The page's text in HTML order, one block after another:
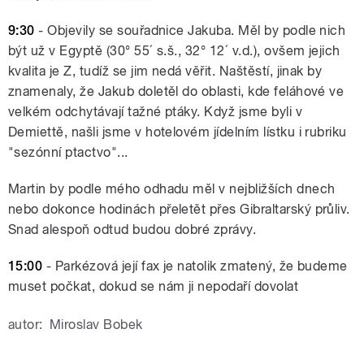
9:30 - Objevily se souřadnice Jakuba. Měl by podle nich
být už v Egyptě (30° 55´ s.š., 32° 12´ v.d.), ovšem jejich
kvalita je Z, tudíž se jim nedá věřit. Naštěstí, jinak by
znamenaly, že Jakub doletěl do oblasti, kde feláhové ve
velkém odchytávají tažné ptáky. Když jsme byli v
Demiettě, našli jsme v hotelovém jídelním lístku i rubriku
"sezónní ptactvo"...
Martin by podle mého odhadu měl v nejbližších dnech
nebo dokonce hodinách přeletět přes Gibraltarský průliv.
Snad alespoň odtud budou dobré zprávy.
15:00 - Parkézová její fax je natolik zmatený, že budeme
muset počkat, dokud se nám ji nepodaří dovolat
autor: Miroslav Bobek